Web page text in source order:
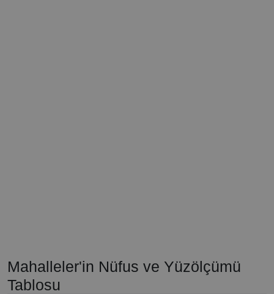
Mahalleler'in Nüfus ve Yüzölçümü
Tablosu